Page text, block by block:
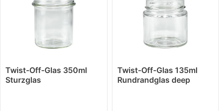
Twist-Off-Glas 350ml
Sturzglas
Twist-Off-Glas 135ml
Rundrandglas deep